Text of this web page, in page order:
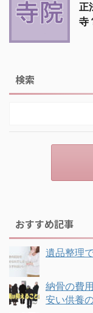
正
寺
検索
おすすめ記事
遺品整理
納骨の費
安い供養